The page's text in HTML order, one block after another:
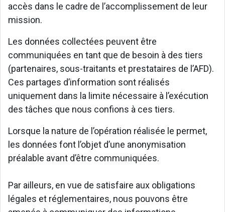
accès dans le cadre de l’accomplissement de leur
mission.
Les données collectées peuvent être
communiquées en tant que de besoin à des tiers
(partenaires, sous-traitants et prestataires de l’AFD).
Ces partages d’information sont réalisés
uniquement dans la limite nécessaire à l’exécution
des tâches que nous confions à ces tiers.
Lorsque la nature de l’opération réalisée le permet,
les données font l’objet d’une anonymisation
préalable avant d’être communiquées.
Par ailleurs, en vue de satisfaire aux obligations
légales et réglementaires, nous pouvons être